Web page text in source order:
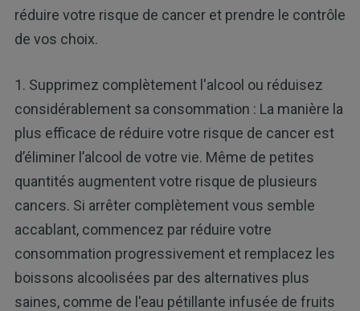
réduire votre risque de cancer et prendre le contrôle
de vos choix.
1. Supprimez complètement l'alcool ou réduisez
considérablement sa consommation : La manière la
plus efficace de réduire votre risque de cancer est
d’éliminer l’alcool de votre vie. Même de petites
quantités augmentent votre risque de plusieurs
cancers. Si arrêter complètement vous semble
accablant, commencez par réduire votre
consommation progressivement et remplacez les
boissons alcoolisées par des alternatives plus
saines, comme de l'eau pétillante infusée de fruits